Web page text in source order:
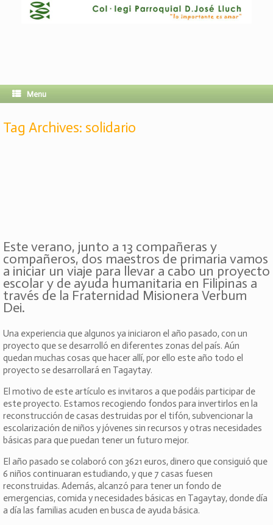
Menu
Tag Archives: solidario
Este verano, junto a 13 compañeras y
compañeros, dos maestros de primaria vamos
a iniciar un viaje para llevar a cabo un proyecto
escolar y de ayuda humanitaria en Filipinas a
través de la Fraternidad Misionera Verbum
Dei.
Una experiencia que algunos ya iniciaron el año pasado, con un
proyecto que se desarrolló en diferentes zonas del país. Aún
quedan muchas cosas que hacer allí, por ello este año todo el
proyecto se desarrollará en Tagaytay.
El motivo de este artículo es invitaros a que podáis participar de
este proyecto. Estamos recogiendo fondos para invertirlos en la
reconstrucción de casas destruidas por el tifón, subvencionar la
escolarización de niños y jóvenes sin recursos y otras necesidades
básicas para que puedan tener un futuro mejor.
El año pasado se colaboró con 3621 euros, dinero que consiguió que
6 niños continuaran estudiando, y que 7 casas fuesen
reconstruidas. Además, alcanzó para tener un fondo de
emergencias, comida y necesidades básicas en Tagaytay, donde día
a día las familias acuden en busca de ayuda básica.